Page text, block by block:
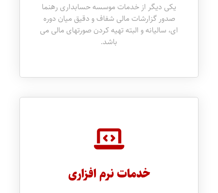
یکی دیگر از خدمات موسسه حسابداری رهنما
صدور گزارشات مالی شفاف و دقیق میان دوره
ای، سالیانه و البته تهیه کردن صورتهای مالی می
باشد.
خدمات نرم افزاری